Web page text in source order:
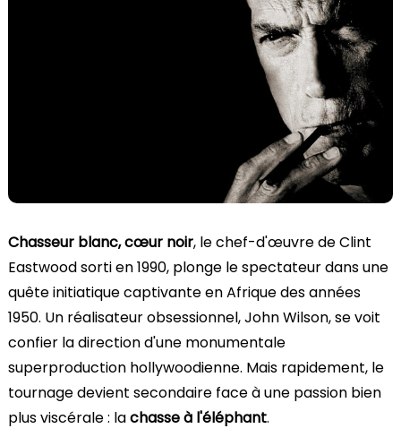
Chasseur blanc, cœur noir, le chef-d'œuvre de Clint
Eastwood sorti en 1990, plonge le spectateur dans une
quête initiatique captivante en Afrique des années
1950. Un réalisateur obsessionnel, John Wilson, se voit
confier la direction d'une monumentale
superproduction hollywoodienne. Mais rapidement, le
tournage devient secondaire face à une passion bien
plus viscérale : lachasse à l'éléphant.